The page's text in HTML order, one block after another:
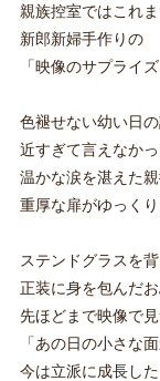
親族控室ではこれ
新郎新婦手作りの
「映像のサプライ
色褪せない幼い日の
近すぎて言えなか
温かな涙を湛えた
重厚な扉がゆっくり
ステンドグラスを背
正装に身を包んだお
先ほどまで映像で
「あの日の小さな面
今は立派に成長した